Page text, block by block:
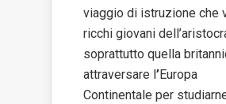
viaggio di istruzione che
ricchi giovani
soprattutto quella
attraversare l ’Europa
Continentale per